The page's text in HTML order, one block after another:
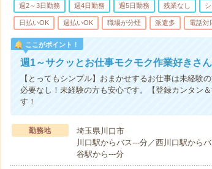
週2～3日勤務 週4日勤務 週5日勤務 残業なし
日払いOK 週払いOK 職場が分煙 派遣多 電話対
ここがポイント！
週1～サクッとお仕事モクモク作業好きさん
【とってもシンプル】おまかせするお仕事は未経験
必要なし！未経験の方も安心です。【登録カンタン
す！
勤務地
埼玉県川口市
川口駅からバス---分／西川口駅から
谷駅から---分